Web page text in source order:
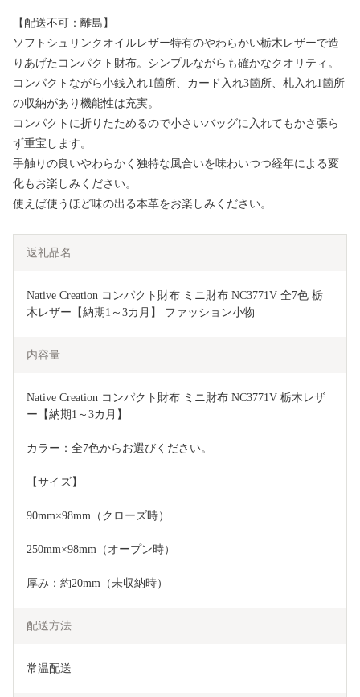
【配送不可：離島】
ソフトシュリンクオイルレザー特有のやわらかい栃木レザーで造
りあげたコンパクト財布。シンプルながらも確かなクオリティ。
コンパクトながら小銭入れ1箇所、カード入れ3箇所、札入れ1箇所
の収納があり機能性は充実。
コンパクトに折りたためるので小さいバッグに入れてもかさ張ら
ず重宝します。
手触りの良いやわらかく独特な風合いを味わいつつ経年による変
化もお楽しみください。
使えば使うほど味の出る本革をお楽しみください。
返礼品名
Native Creation コンパクト財布 ミニ財布 NC3771V 全7色 栃
木レザー【納期1～3カ月】 ファッション小物
内容量
Native Creation コンパクト財布 ミニ財布 NC3771V 栃木レザ
ー【納期1～3カ月】
カラー：全7色からお選びください。
【サイズ】
90mm×98mm（クローズ時）
250mm×98mm（オープン時）
厚み：約20mm（未収納時）
配送方法
常温配送